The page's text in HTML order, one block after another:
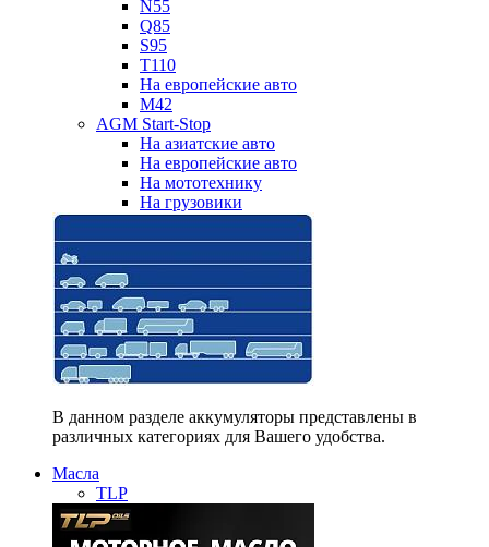
N55
Q85
S95
T110
На европейские авто
M42
AGM Start-Stop
На азиатские авто
На европейские авто
На мототехнику
На грузовики
В данном разделе аккумуляторы представлены в
различных категориях для Вашего удобства.
Масла
TLP